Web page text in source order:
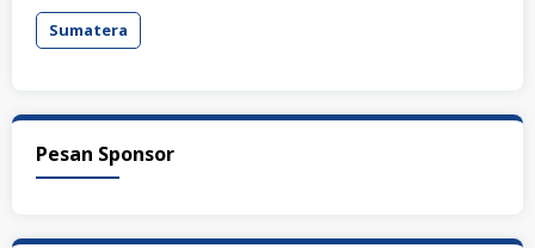
Sumatera
Pesan Sponsor